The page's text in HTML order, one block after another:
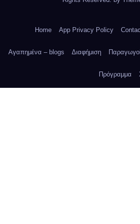
Home App Privacy Policy
Αγαπημένα – blogs Διαφήμιση
Πρόγραμμα